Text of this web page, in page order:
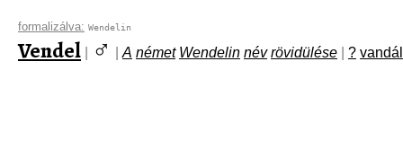
formalizálva: Wendelin
Vendel ♂ A német Wendelin név rövidülése ? vandál